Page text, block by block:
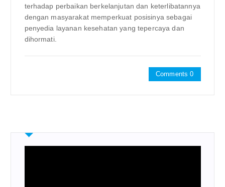
terhadap perbaikan berkelanjutan dan keterlibatannya
dengan masyarakat memperkuat posisinya sebagai
penyedia layanan kesehatan yang tepercaya dan
dihormati.
Comments 0